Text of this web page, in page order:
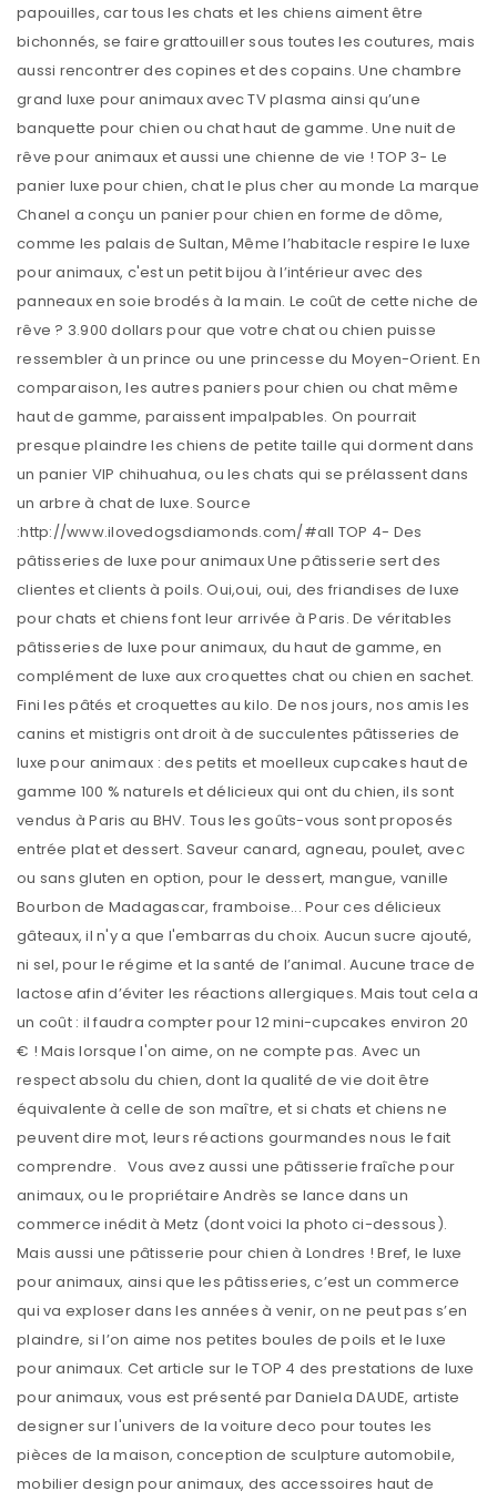
papouilles, car tous les chats et les chiens aiment être
bichonnés, se faire grattouiller sous toutes les coutures, mais
aussi rencontrer des copines et des copains. Une chambre
grand luxe pour animaux avec TV plasma ainsi qu’une
banquette pour chien ou chat haut de gamme. Une nuit de
rêve pour animaux et aussi une chienne de vie ! TOP 3- Le
panier luxe pour chien, chat le plus cher au monde La marque
Chanel a conçu un panier pour chien en forme de dôme,
comme les palais de Sultan, Même l’habitacle respire le luxe
pour animaux, c'est un petit bijou à l’intérieur avec des
panneaux en soie brodés à la main. Le coût de cette niche de
rêve ? 3.900 dollars pour que votre chat ou chien puisse
ressembler à un prince ou une princesse du Moyen-Orient. En
comparaison, les autres paniers pour chien ou chat même
haut de gamme, paraissent impalpables. On pourrait
presque plaindre les chiens de petite taille qui dorment dans
un panier VIP chihuahua, ou les chats qui se prélassent dans
un arbre à chat de luxe. Source
:http://www.ilovedogsdiamonds.com/#all TOP 4- Des
pâtisseries de luxe pour animaux Une pâtisserie sert des
clientes et clients à poils. Oui,oui, oui, des friandises de luxe
pour chats et chiens font leur arrivée à Paris. De véritables
pâtisseries de luxe pour animaux, du haut de gamme, en
complément de luxe aux croquettes chat ou chien en sachet.
Fini les pâtés et croquettes au kilo. De nos jours, nos amis les
canins et mistigris ont droit à de succulentes pâtisseries de
luxe pour animaux : des petits et moelleux cupcakes haut de
gamme 100 % naturels et délicieux qui ont du chien, ils sont
vendus à Paris au BHV. Tous les goûts-vous sont proposés
entrée plat et dessert. Saveur canard, agneau, poulet, avec
ou sans gluten en option, pour le dessert, mangue, vanille
Bourbon de Madagascar, framboise... Pour ces délicieux
gâteaux, il n'y a que l'embarras du choix. Aucun sucre ajouté,
ni sel, pour le régime et la santé de l’animal. Aucune trace de
lactose afin d’éviter les réactions allergiques. Mais tout cela a
un coût : il faudra compter pour 12 mini-cupcakes environ 20
€ ! Mais lorsque l'on aime, on ne compte pas. Avec un
respect absolu du chien, dont la qualité de vie doit être
équivalente à celle de son maître, et si chats et chiens ne
peuvent dire mot, leurs réactions gourmandes nous le fait
comprendre. Vous avez aussi une pâtisserie fraîche pour
animaux, ou le propriétaire Andrès se lance dans un
commerce inédit à Metz (dont voici la photo ci-dessous).
Mais aussi une pâtisserie pour chien à Londres ! Bref, le luxe
pour animaux, ainsi que les pâtisseries, c’est un commerce
qui va exploser dans les années à venir, on ne peut pas s’en
plaindre, si l’on aime nos petites boules de poils et le luxe
pour animaux. Cet article sur le TOP 4 des prestations de luxe
pour animaux, vous est présenté par Daniela DAUDE, artiste
designer sur l'univers de la voiture deco pour toutes les
pièces de la maison, conception de sculpture automobile,
mobilier design pour animaux, des accessoires haut de